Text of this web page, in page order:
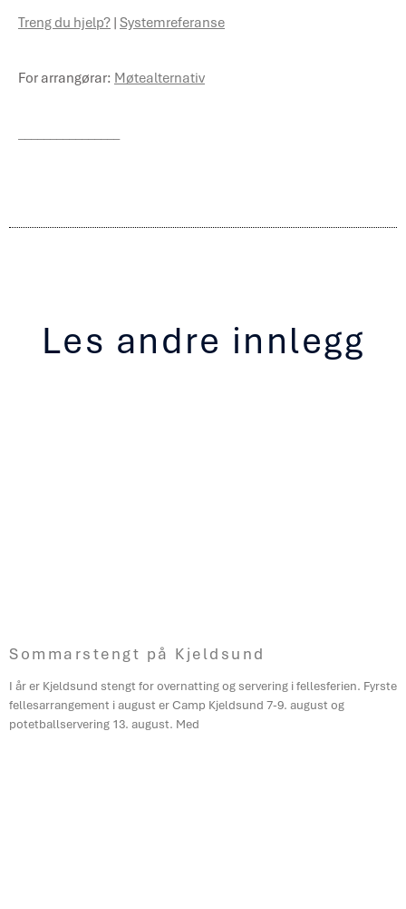
Treng du hjelp? | Systemreferanse
For arrangørar: Møtealternativ
Les andre innlegg
Sommarstengt på Kjeldsund
I år er Kjeldsund stengt for overnatting og servering i fellesferien. Fyrste
fellesarrangement i august er Camp Kjeldsund 7-9. august og
potetballservering 13. august. Med